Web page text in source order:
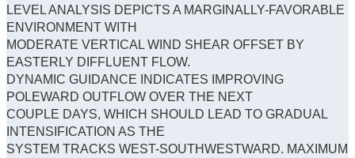
LEVEL ANALYSIS DEPICTS A MARGINALLY-FAVORABLE
ENVIRONMENT WITH
MODERATE VERTICAL WIND SHEAR OFFSET BY
EASTERLY DIFFLUENT FLOW.
DYNAMIC GUIDANCE INDICATES IMPROVING
POLEWARD OUTFLOW OVER THE NEXT
COUPLE DAYS, WHICH SHOULD LEAD TO GRADUAL
INTENSIFICATION AS THE
SYSTEM TRACKS WEST-SOUTHWESTWARD. MAXIMUM